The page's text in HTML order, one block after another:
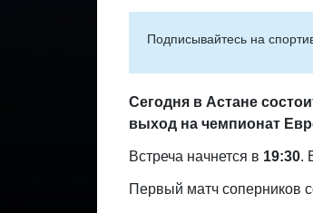
Подписывайтесь на
Сегодня в Астане
выход на чемпионат
Встреча начнется в 19:30.
Первый матч соперников